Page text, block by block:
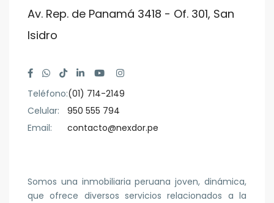
Av. Rep. de Panamá 3418 - Of. 301, San
Isidro
Teléfono:(01) 714-2149
Celular:
950 555 794
Email:
contacto@nexdor.pe
Somos una inmobiliaria peruana joven, dinámica,
que ofrece diversos servicios relacionados a la